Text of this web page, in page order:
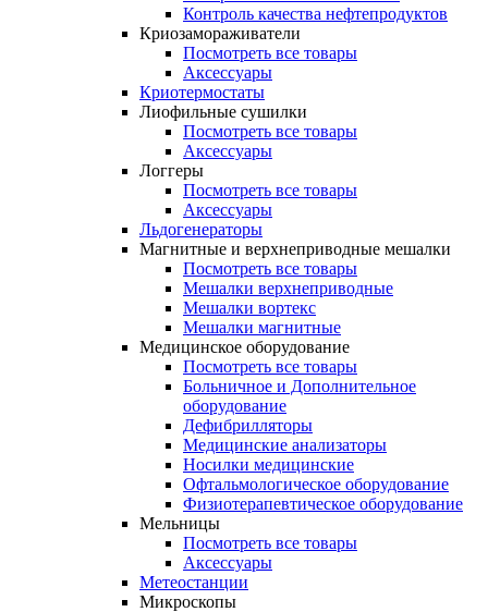
Контроль качества нефтепродуктов
Криозамораживатели
Посмотреть все товары
Аксессуары
Криотермостаты
Лиофильные сушилки
Посмотреть все товары
Аксессуары
Логгеры
Посмотреть все товары
Аксессуары
Льдогенераторы
Магнитные и верхнеприводные мешалки
Посмотреть все товары
Мешалки верхнеприводные
Мешалки вортекс
Мешалки магнитные
Медицинское оборудование
Посмотреть все товары
Больничное и Дополнительное
оборудование
Дефибрилляторы
Медицинские анализаторы
Носилки медицинские
Офтальмологическое оборудование
Физиотерапевтическое оборудование
Мельницы
Посмотреть все товары
Аксессуары
Метеостанции
Микроскопы